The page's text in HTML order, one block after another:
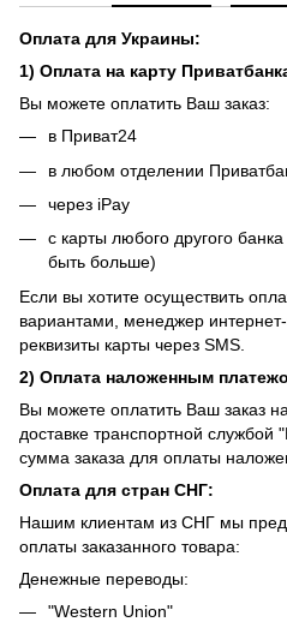
Оплата для Украины:
1) Оплата на карту
Вы можете оплатить Ваш заказ:
в Приват24
в любом отделении
через iPay
с карты любого другого
быть больше)
Если вы хотите осуществить
вариантами, менеджер
реквизиты карты через SMS.
2) Оплата наложенным
Вы можете оплатить Ваш заказ
доставке транспортной
сумма заказа для оплаты
Оплата для стран СНГ:
Нашим клиентам из СНГ мы
оплаты заказанного товара:
Денежные переводы:
"Western Union"